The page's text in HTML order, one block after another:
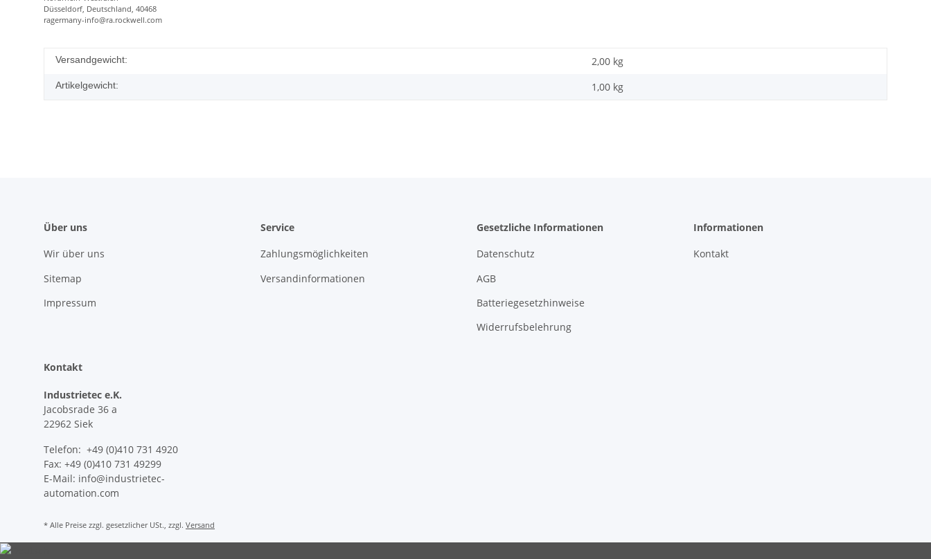
Düsseldorf, Deutschland, 40468
ragermany-info@ra.rockwell.com
Versandgewicht: 2,00 kg
Artikelgewicht: 1,00 kg
Über uns
Wir über uns
Sitemap
Impressum
Service
Zahlungsmöglichkeiten
Versandinformationen
Gesetzliche Informationen
Datenschutz
AGB
Batteriegesetzhinweise
Widerrufsbelehrung
Informationen
Kontakt
Kontakt
Industrietec e.K.
Jacobsrade 36 a
22962 Siek
Telefon: +49 (0)410 731 4920
Fax: +49 (0)410 731 49299
E-Mail: info@industrietec-
automation.com
* Alle Preise zzgl. gesetzlicher USt., zzgl. Versand